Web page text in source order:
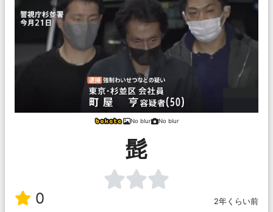
No blur No blur
髭
0 2年くらい前